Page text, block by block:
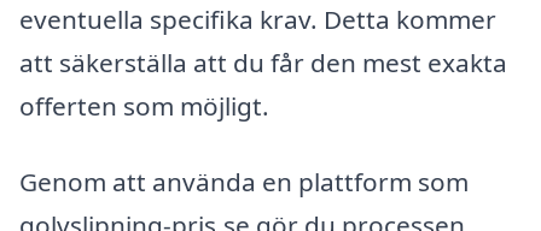
eventuella specifika krav. Detta kommer
att säkerställa att du får den mest exakta
offerten som möjligt.
Genom att använda en plattform som